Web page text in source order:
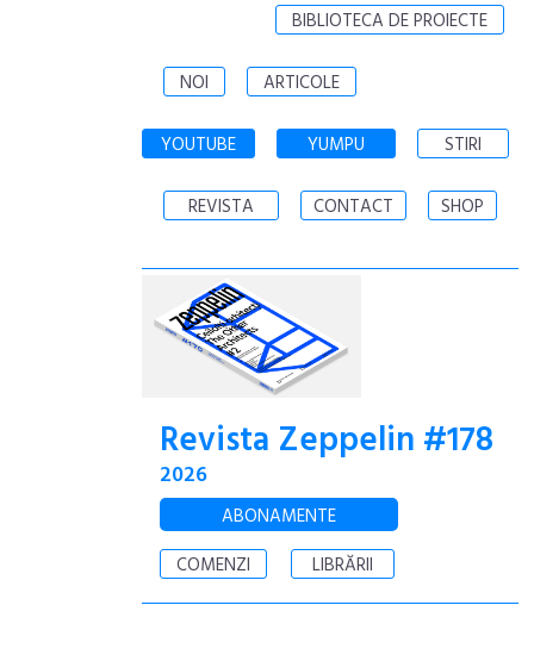
BIBLIOTECA DE PROIECTE
NOI ARTICOLE
YOUTUBE YUMPU STIRI
REVISTA CONTACT SHOP
Revista Zeppelin #178
2026
ABONAMENTE
COMENZI
LIBRĂRII